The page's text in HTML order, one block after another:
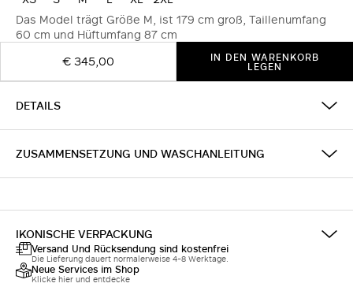
Das Model trägt Größe M, ist 179 cm groß, Taillenumfang
60 cm und Hüftumfang 87 cm
€ 345,00
IN DEN WARENKORB
LEGEN
DETAILS
ZUSAMMENSETZUNG UND WASCHANLEITUNG
IKONISCHE VERPACKUNG
Versand Und Rücksendung sind kostenfrei
Die Lieferung dauert normalerweise 4-8 Werktage.
Neue Services im Shop
Klicke hier und entdecke